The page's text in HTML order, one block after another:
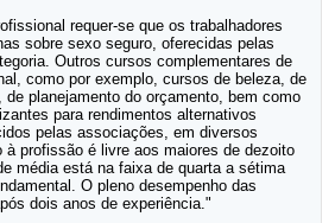
requer-se que os trabalhadores
sobre sexo seguro, oferecidas pelas
Outros cursos complementares de
como por exemplo, cursos de beleza, de
planejamento do orçamento, bem como
para rendimentos alternativos
pelas associações, em diversos
à profissão é livre aos maiores de dezoito
média está na faixa de quarta a sétima
O pleno desempenho das
dois anos de experiência."